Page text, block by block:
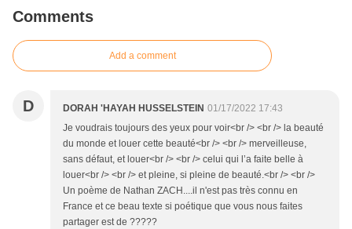
Comments
Add a comment
D DORAH 'HAYAH HUSSELSTEIN 01/17/2022 17:43
Je voudrais toujours des yeux pour voir<br /> <br /> la beauté
du monde et louer cette beauté<br /> <br /> merveilleuse,
sans défaut, et louer<br /> <br /> celui qui l’a faite belle à
louer<br /> <br /> et pleine, si pleine de beauté.<br /> <br />
Un poème de Nathan ZACH....il n'est pas très connu en
France et ce beau texte si poétique que vous nous faites
partager est de ?????